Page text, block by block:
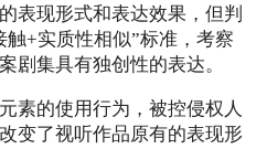
表现形式和表达效果，但判
触+实质性相似”标准，考察
剧集具有独创性的表达。
的使用行为，被控侵权人
变了视听作品原有的表现形